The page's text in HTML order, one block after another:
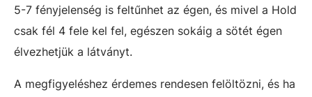
5-7 fényjelenség is feltűnhet az égen, és mivel a Hold
csak fél 4 fele kel fel, egészen sokáig a sötét égen
élvezhetjük a látványt.
A megfigyeléshez érdemes rendesen felöltözni, és ha